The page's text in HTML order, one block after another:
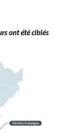
ont été ciblés